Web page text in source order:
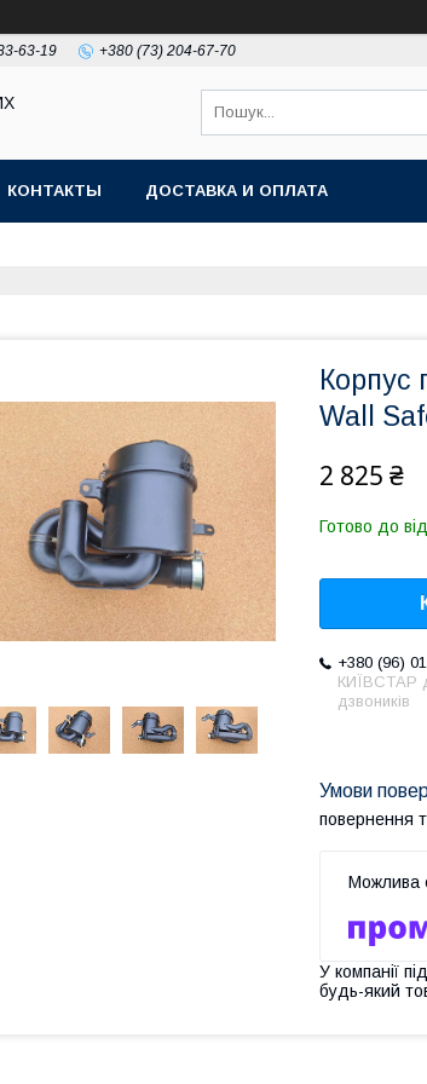
63-19 +380 (73) 204-67-70
КОНТАКТЫ ДОСТАВКА И ОПЛАТА
Корпус
Wall
2 825 ₴
Готово до
+380 (96)
КИЇВСТАР
дзвоників
повернення
У компанії
будь-який